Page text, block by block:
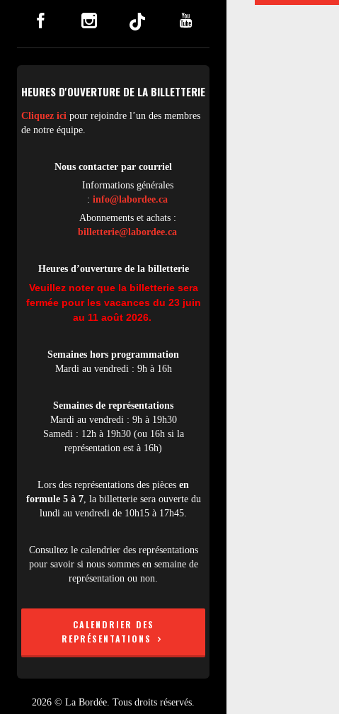
HEURES D'OUVERTURE DE LA BILLETTERIE
Cliquez ici pour rejoindre l’un des membres
de notre équipe.
Nous contacter par courriel
Informations générales
: info@labordee.ca
Abonnements et achats :
billetterie@labordee.ca
Heures d’ouverture de la billetterie
Veuillez noter que la billetterie sera
fermée pour les vacances du 23 juin
au 11 août 2026.
Semaines hors programmation
Mardi au vendredi : 9h à 16h
Semaines de représentations
Mardi au vendredi : 9h à 19h30
Samedi : 12h à 19h30 (ou 16h si la
représentation est à 16h)
Lors des représentations des pièces en
formule 5 à 7, la billetterie sera ouverte du
lundi au vendredi de 10h15 à 17h45.
Consultez le calendrier des représentations
pour savoir si nous sommes en semaine de
représentation ou non.
CALENDRIER DES
REPRÉSENTATIONS
2026 © La Bordée. Tous droits réservés.